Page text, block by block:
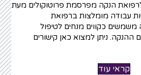
הנקה מפרסמת פרוטוקולים מעת
עבודה מומלצות ברפואת
משמשים כקווים מנחים לטיפול
ההנקה. ניתן למצוא כאן קישורים
קראי עוד